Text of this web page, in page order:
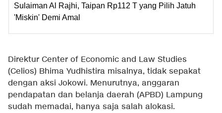
Sulaiman Al Rajhi, Taipan Rp112 T yang Pilih Jatuh
'Miskin' Demi Amal
Direktur Center of Economic and Law Studies
(Celios) Bhima Yudhistira misalnya, tidak sepakat
dengan aksi Jokowi. Menurutnya, anggaran
pendapatan dan belanja daerah (APBD) Lampung
sudah memadai, hanya saja salah alokasi.